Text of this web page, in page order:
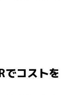
でコストを